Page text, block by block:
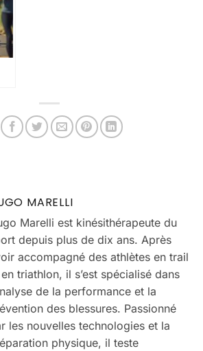
MARELLI
Marelli est kinésithérapeute du
depuis plus de dix ans. Après
accompagné des athlètes en trail
triathlon, il s’est spécialisé dans
de la performance et la
des blessures. Passionné
les nouvelles technologies et la
physique, il teste